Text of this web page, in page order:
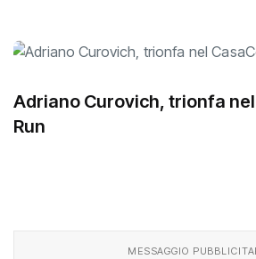
Adriano Curovich, trionfa
Run
MESSAGGIO